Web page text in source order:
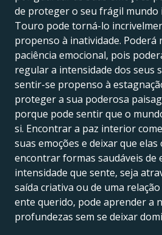
de proteger o seu frágil mundo
Touro pode torná-lo
propenso à inatividade. Poderá
paciência emocional, pois
regular a intensidade dos seus
sentir-se propenso à
proteger a sua poderosa
porque pode sentir que o
si. Encontrar a paz interior
suas emoções e deixar que elas
encontrar formas saudáveis de
intensidade que sente, seja
saída criativa ou de uma relação
ente querido, pode aprender a
profundezas sem se deixar